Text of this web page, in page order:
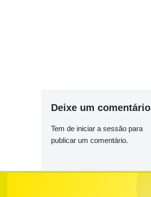
Deixe um comentário
Tem de iniciar a sessão para
publicar um comentário.